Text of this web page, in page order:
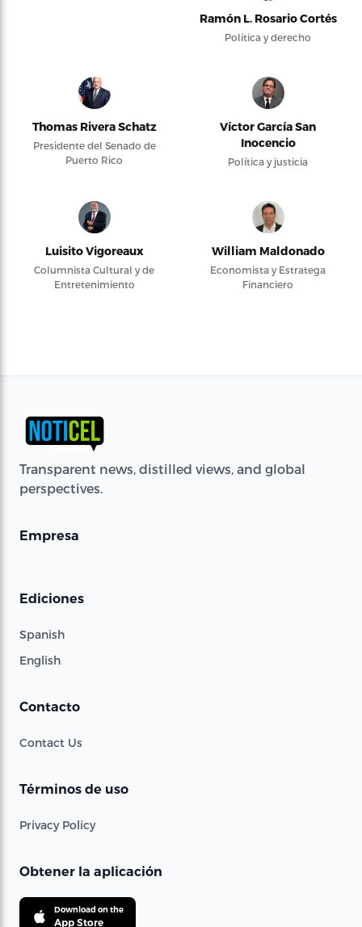
Ramón L. Rosario Cortés
Política y derecho
Thomas Rivera Schatz
Presidente del Senado de
Puerto Rico
Víctor García San
Inocencio
Política y justicia
Luisito Vigoreaux
Columnista Cultural y de
Entretenimiento
William Maldonado
Economista y Estratega
Financiero
Transparent news, distilled views, and global
perspectives.
Empresa
Ediciones
Spanish
English
Contacto
Contact Us
Términos de uso
Privacy Policy
Obtener la aplicación
Download on the
App Store